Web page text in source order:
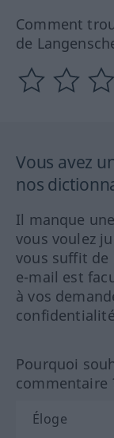
Comment
de
Vous avez
nos
Il manque
vous voulez
vous suffit de
e-mail est
à vos
Pourquoi
commentaire